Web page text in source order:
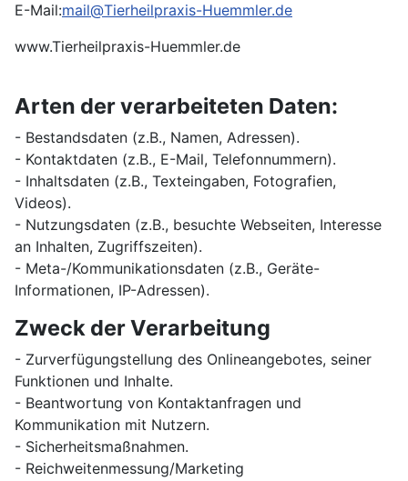
E-Mail:mail@Tierheilpraxis-Huemmler.de
www.Tierheilpraxis-Huemmler.de
Arten der verarbeiteten Daten:
- Bestandsdaten (z.B., Namen, Adressen).
- Kontaktdaten (z.B., E-Mail, Telefonnummern).
- Inhaltsdaten (z.B., Texteingaben, Fotografien,
Videos).
- Nutzungsdaten (z.B., besuchte Webseiten, Interesse
an Inhalten, Zugriffszeiten).
- Meta-/Kommunikationsdaten (z.B., Geräte-
Informationen, IP-Adressen).
Zweck der Verarbeitung
- Zurverfügungstellung des Onlineangebotes, seiner
Funktionen und Inhalte.
- Beantwortung von Kontaktanfragen und
Kommunikation mit Nutzern.
- Sicherheitsmaßnahmen.
- Reichweitenmessung/Marketing